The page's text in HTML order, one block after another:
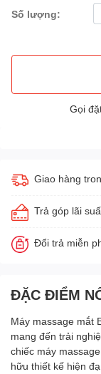
Số lượng:
Gọi
Giao hàng
Trả góp lãi
Đổi trả miễn
ĐẶC ĐIỂM
Máy massage mắt
mang đến trải
chiếc máy
hữu thiết kế hiện